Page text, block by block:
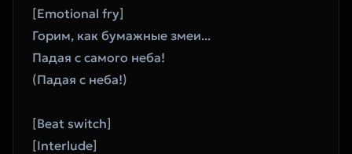
[Emotional fry]
Горим, как бумажные змеи...
Падая с самого неба!
(Падая с неба!)
[Beat switch]
[Interlude]